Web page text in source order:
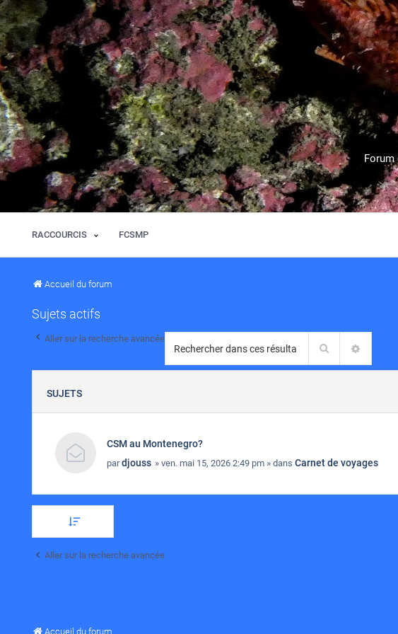
Forum
RACCOURCIS FCSMP
Accueil du forum
Sujets actifs
Aller sur la recherche avancée
Rechercher
SUJETS
CSM au Montenegro?
pardjouss » ven. mai 15, 2026 2:49 pm » dans Carnet de voyages
Aller sur la recherche avancée
Accueil du forum